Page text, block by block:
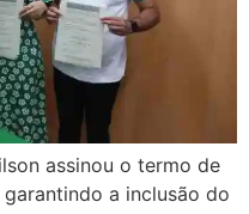
assinou o termo de
a inclusão do